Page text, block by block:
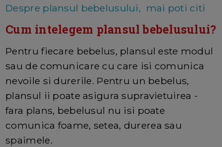
Despre plansul bebelusului, mai poti citi
Cum intelegem plansul bebelusului?
Pentru fiecare bebelus, plansul este modul
sau de comunicare cu care isi comunica
nevoile si durerile. Pentru un bebelus,
plansul ii poate asigura supravietuirea -
fara plans, bebelusul nu isi poate
comunica foame, setea, durerea sau
spaimele.